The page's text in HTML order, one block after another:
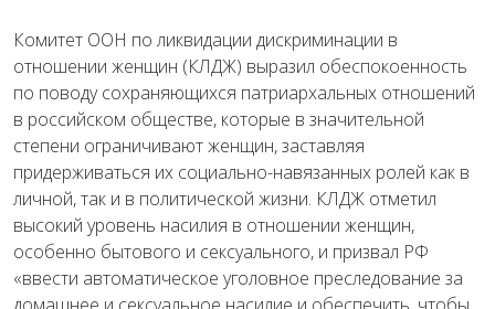
Комитет ООН по ликвидации дискриминации в
отношении женщин (КЛДЖ) выразил обеспокоенность
по поводу сохраняющихся патриархальных отношений
в российском обществе, которые в значительной
степени ограничивают женщин, заставляя
придерживаться их социально-навязанных ролей как в
личной, так и в политической жизни. КЛДЖ отметил
высокий уровень насилия в отношении женщин,
особенно бытового и сексуального, и призвал РФ
«ввести автоматическое уголовное преследование за